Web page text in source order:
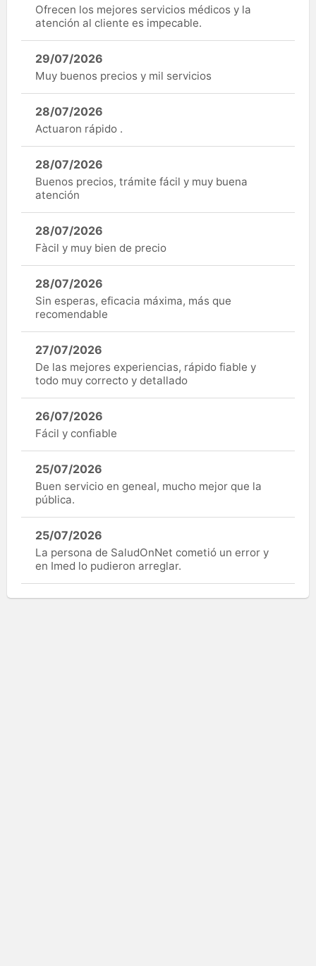
Ofrecen los mejores servicios médicos y la
atención al cliente es impecable.
29/07/2026
Muy buenos precios y mil servicios
28/07/2026
Actuaron rápido .
28/07/2026
Buenos precios, trámite fácil y muy buena
atención
28/07/2026
Fàcil y muy bien de precio
28/07/2026
Sin esperas, eficacia máxima, más que
recomendable
27/07/2026
De las mejores experiencias, rápido fiable y
todo muy correcto y detallado
26/07/2026
Fácil y confiable
25/07/2026
Buen servicio en geneal, mucho mejor que la
pública.
25/07/2026
La persona de SaludOnNet cometió un error y
en Imed lo pudieron arreglar.